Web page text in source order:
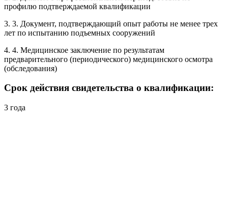
профилю подтверждаемой квалификации
3. 3. Документ, подтверждающий опыт работы не менее трех
лет по испытанию подъемных сооружений
4. 4. Медицинское заключение по результатам
предварительного (периодического) медицинского осмотра
(обследования)
Срок действия свидетельства о квалификации:
3 года